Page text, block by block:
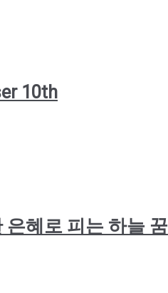
10th
은혜로 피는 하늘 꿈